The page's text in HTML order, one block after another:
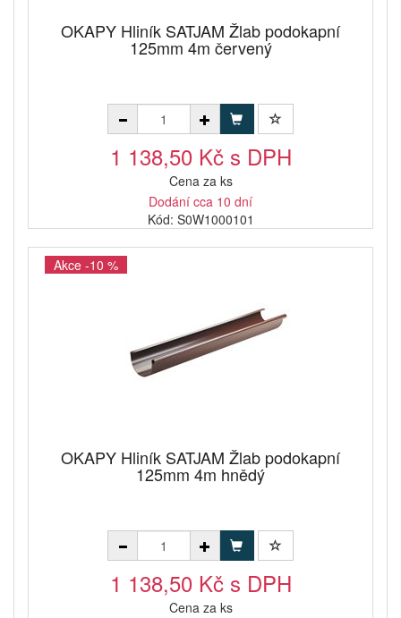
OKAPY Hliník SATJAM Žlab podokapní
125mm 4m červený
1 138,50 Kč s DPH
Cena za ks
Dodání cca 10 dní
Kód: S0W1000101
Akce -10 %
OKAPY Hliník SATJAM Žlab podokapní
125mm 4m hnědý
1 138,50 Kč s DPH
Cena za ks